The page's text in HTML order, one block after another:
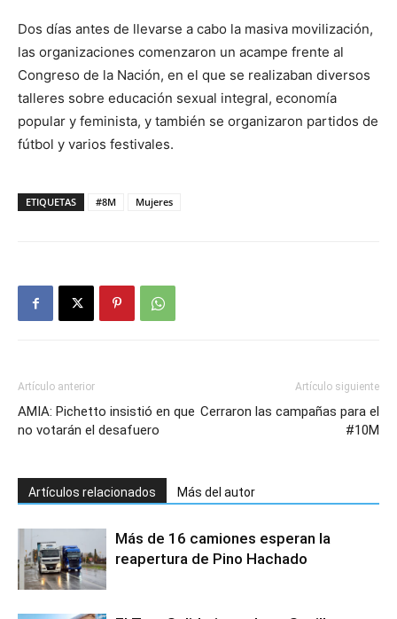
Dos días antes de llevarse a cabo la masiva movilización,
las organizaciones comenzaron un acampe frente al
Congreso de la Nación, en el que se realizaban diversos
talleres sobre educación sexual integral, economía
popular y feminista, y también se organizaron partidos de
fútbol y varios festivales.
ETIQUETAS #8M Mujeres
Artículo anterior
AMIA: Pichetto insistió en que
no votarán el desafuero
Artículo siguiente
Cerraron las campañas para el
#10M
Artículos relacionados Más del autor
Más de 16 camiones esperan la
reapertura de Pino Hachado